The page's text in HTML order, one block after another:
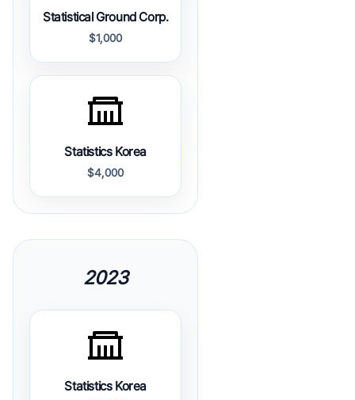
Statistical Ground Corp.
$1,000
Statistics Korea
$4,000
2023
Statistics Korea